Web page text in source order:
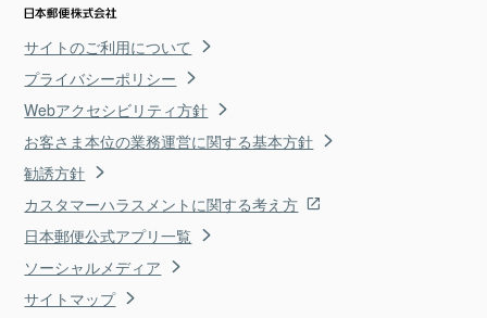
サイトのご利用について
プライバシーポリシー
Webアクセシビリティ方針
お客さま本位の業務運営に関する基本方針
勧誘方針
カスタマーハラスメントに関する考え方
日本郵便公式アプリ一覧
ソーシャルメディア
サイトマップ